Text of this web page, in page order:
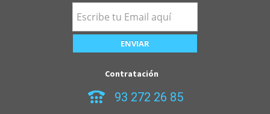
Contratación
93 272 26 85